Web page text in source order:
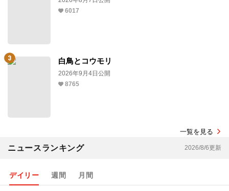
6017
白鳥とコウモリ
2026年9月4日公開
8765
一覧を見る
ニュースランキング 2026/8/6更新
デイリー 週間 月間